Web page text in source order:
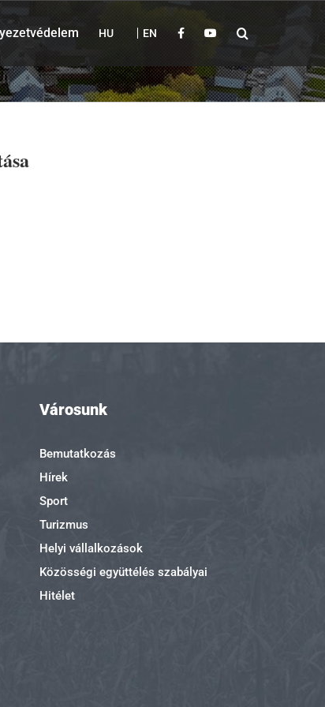
HU EN
Városunk
Bemutatkozás
Hírek
Sport
Turizmus
Helyi vállalkozások
Közösségi együttélés szabályai
Hitélet